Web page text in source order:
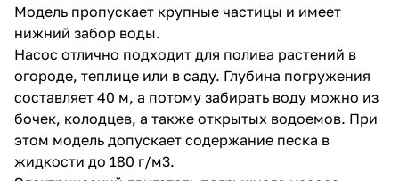
Модель пропускает крупные частицы и имеет
нижний забор воды.
Насос отлично подходит для полива растений в
огороде, теплице или в саду. Глубина погружения
составляет 40 м, а потому забирать воду можно из
бочек, колодцев, а также открытых водоемов. При
этом модель допускает содержание песка в
жидкости до 180 г/м3.